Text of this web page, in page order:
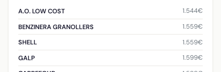
A.O. LOW COST
1.544€
BENZINERA GRANOLLERS
1.559€
SHELL
1.559€
GALP
1.599€